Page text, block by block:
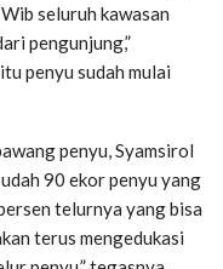
seluruh kawasan
pengunjung,”
penyu sudah mulai
penyu, Syamsirol
90 ekor penyu yang
telurnya yang bisa
terus mengedukasi